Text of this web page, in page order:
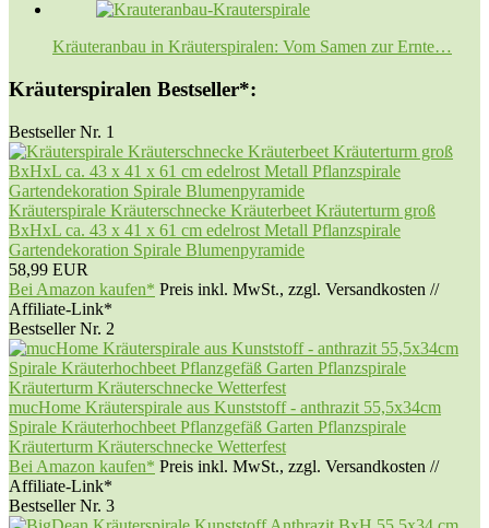
Kräuteranbau in Kräuterspiralen: Vom Samen zur Ernte…
Kräuterspiralen Bestseller*:
Bestseller Nr. 1
Kräuterspirale Kräuterschnecke Kräuterbeet Kräuterturm groß
BxHxL ca. 43 x 41 x 61 cm edelrost Metall Pflanzspirale
Gartendekoration Spirale Blumenpyramide
58,99 EUR
Bei Amazon kaufen* Preis inkl. MwSt., zzgl. Versandkosten //
Affiliate-Link*
Bestseller Nr. 2
mucHome Kräuterspirale aus Kunststoff - anthrazit 55,5x34cm
Spirale Kräuterhochbeet Pflanzgefäß Garten Pflanzspirale
Kräuterturm Kräuterschnecke Wetterfest
Bei Amazon kaufen* Preis inkl. MwSt., zzgl. Versandkosten //
Affiliate-Link*
Bestseller Nr. 3